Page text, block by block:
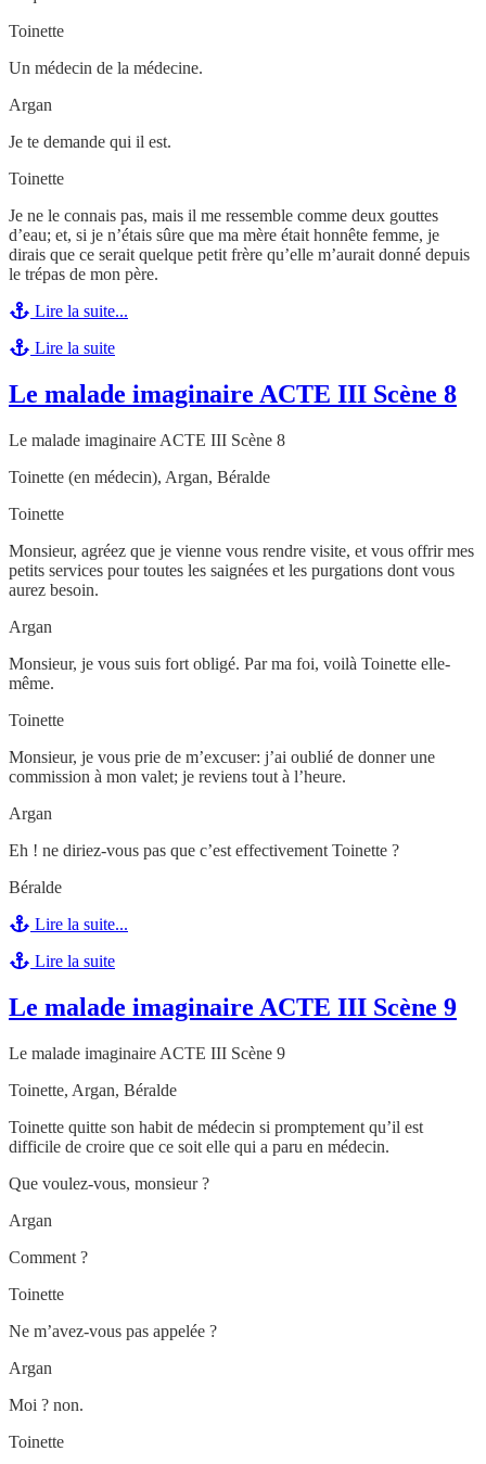
Toinette
Un médecin de la médecine.
Argan
Je te demande qui il est.
Toinette
Je ne le connais pas, mais il me ressemble comme deux gouttes
d’eau; et, si je n’étais sûre que ma mère était honnête femme, je
dirais que ce serait quelque petit frère qu’elle m’aurait donné depuis
le trépas de mon père.
Lire la suite...
Lire la suite
Le malade imaginaire ACTE III Scène 8
Le malade imaginaire ACTE III Scène 8
Toinette (en médecin), Argan, Béralde
Toinette
Monsieur, agréez que je vienne vous rendre visite, et vous offrir mes
petits services pour toutes les saignées et les purgations dont vous
aurez besoin.
Argan
Monsieur, je vous suis fort obligé. Par ma foi, voilà Toinette elle-
même.
Toinette
Monsieur, je vous prie de m’excuser: j’ai oublié de donner une
commission à mon valet; je reviens tout à l’heure.
Argan
Eh ! ne diriez-vous pas que c’est effectivement Toinette ?
Béralde
Lire la suite...
Lire la suite
Le malade imaginaire ACTE III Scène 9
Le malade imaginaire ACTE III Scène 9
Toinette, Argan, Béralde
Toinette quitte son habit de médecin si promptement qu’il est
difficile de croire que ce soit elle qui a paru en médecin.
Que voulez-vous, monsieur ?
Argan
Comment ?
Toinette
Ne m’avez-vous pas appelée ?
Argan
Moi ? non.
Toinette